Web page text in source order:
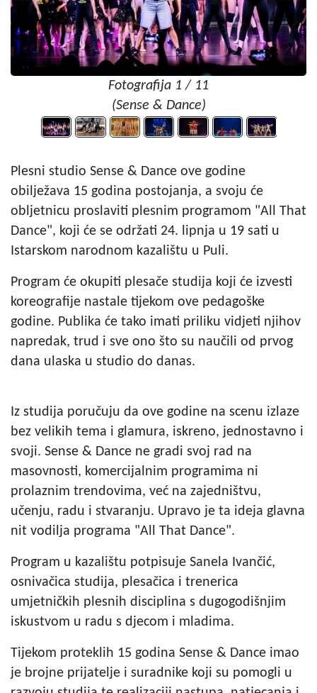
Fotografija 1 / 11
(Sense & Dance)
Plesni studio Sense & Dance ove godine
obilježava 15 godina postojanja, a svoju će
obljetnicu proslaviti plesnim programom "All That
Dance", koji će se održati 24. lipnja u 19 sati u
Istarskom narodnom kazalištu u Puli.
Program će okupiti plesače studija koji će izvesti
koreografije nastale tijekom ove pedagoške
godine. Publika će tako imati priliku vidjeti njihov
napredak, trud i sve ono što su naučili od prvog
dana ulaska u studio do danas.
Iz studija poručuju da ove godine na scenu izlaze
bez velikih tema i glamura, iskreno, jednostavno i
svoji. Sense & Dance ne gradi svoj rad na
masovnosti, komercijalnim programima ni
prolaznim trendovima, već na zajedništvu,
učenju, radu i stvaranju. Upravo je ta ideja glavna
nit vodilja programa "All That Dance".
Program u kazalištu potpisuje Sanela Ivančić,
osnivačica studija, plesačica i trenerica
umjetničkih plesnih disciplina s dugogodišnjim
iskustvom u radu s djecom i mladima.
Tijekom proteklih 15 godina Sense & Dance imao
je brojne prijatelje i suradnike koji su pomogli u